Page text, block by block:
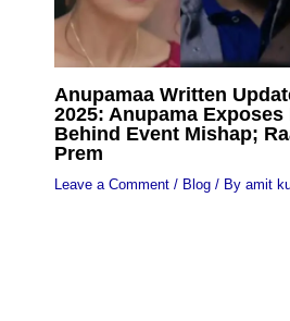
Anupamaa Written
2025: Anupama
Behind Event Mishap;
Prem
Leave a Comment / Blog/ By amit